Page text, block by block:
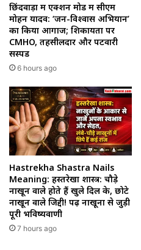
छिंदवाड़ा में एक्शन मोड में सीएम
मोहन यादव: ‘जन-विश्वास अभियान’
का किया आगाज; शिकायतों पर
CMHO, तहसीलदार और पटवारी
सस्पेंड
6 hours ago
Hastrekha Shastra Nails
Meaning: हस्तरेखा शास्त्र: चौड़े
नाखून वाले होते हैं खुले दिल के, छोटे
नाखून वाले जिद्दी! पढ़ें नाखूनों से जुड़ी
पूरी भविष्यवाणी
7 hours ago